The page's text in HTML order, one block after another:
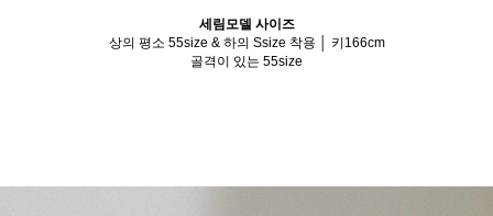
세림모델 사이즈
상의 평소 55size & 하의 Ssize 착용 │ 키166cm
골격이 있는 55size